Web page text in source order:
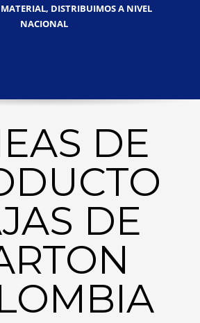
MATERIAL, DISTRIBUIMOS A NIVEL
NACIONAL
DE
DE